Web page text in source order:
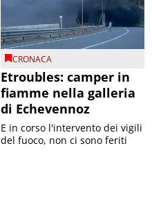
CRONACA
Etroubles: camper in
fiamme nella galleria
di Echevennoz
E in corso l'intervento dei vigili
del fuoco, non ci sono feriti